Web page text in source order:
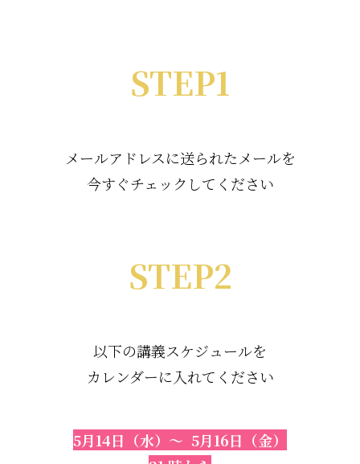
STEP1
メールアドレスに送られたメールを
今すぐチェックしてください
STEP2
以下の講義スケジュールを
カレンダーに入れてください
5月14日（水）～ 5月16日（金）